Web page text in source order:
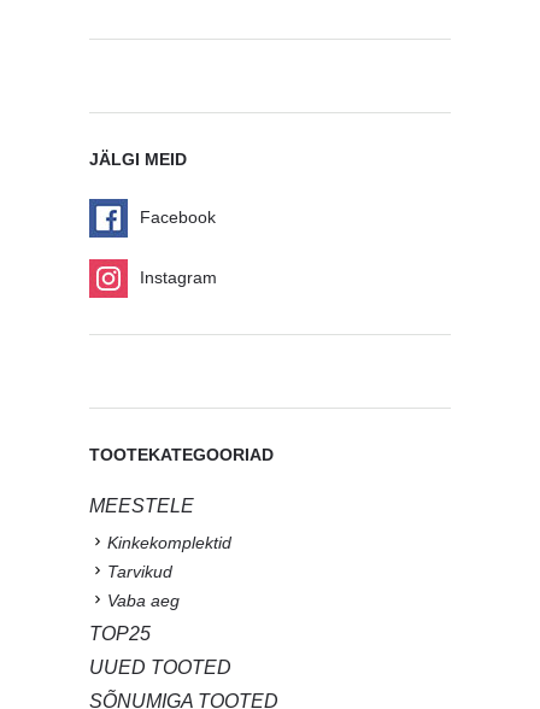
JÄLGI MEID
Facebook
Instagram
TOOTEKATEGOORIAD
MEESTELE
Kinkekomplektid
Tarvikud
Vaba aeg
TOP25
UUED TOOTED
SÕNUMIGA TOOTED